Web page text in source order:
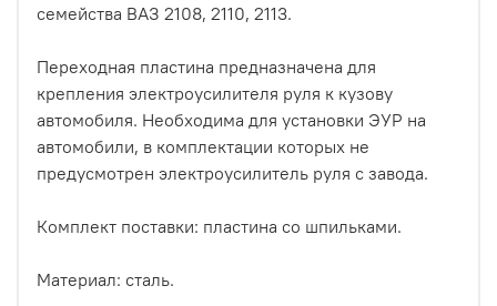
семейства ВАЗ 2108, 2110, 2113.
Переходная пластина предназначена для
крепления электроусилителя руля к кузову
автомобиля. Необходима для установки ЭУР на
автомобили, в комплектации которых не
предусмотрен электроусилитель руля с завода.
Комплект поставки: пластина со шпильками.
Материал: сталь.